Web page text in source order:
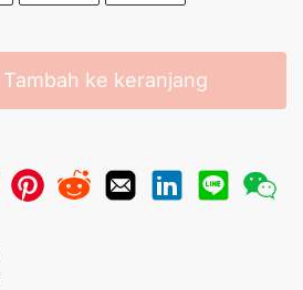
Tambah ke keranjang